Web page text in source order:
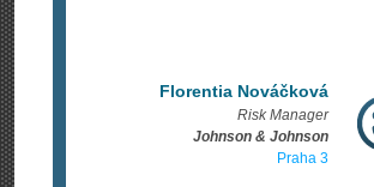
Florentia Nováčková
Risk Manager
Johnson & Johnson
Praha 3